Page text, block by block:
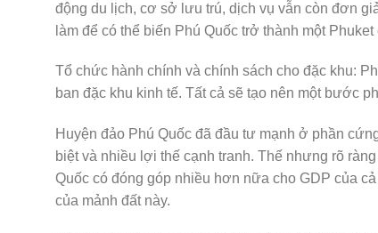
động du lịch, cơ sở lưu trú, dịch vụ vẫn còn đơn
làm để có thể biến Phú Quốc trở thành một
Tổ chức hành chính và chính sách cho đặc khu:
ban đặc khu kinh tế. Tất cả sẽ tạo nên một bước
Huyện đảo Phú Quốc đã đầu tư mạnh ở phần
biệt và nhiều lợi thế cạnh tranh. Thế nhưng rõ
Quốc có đóng góp nhiều hơn nữa cho GDP của
của mảnh đất này.